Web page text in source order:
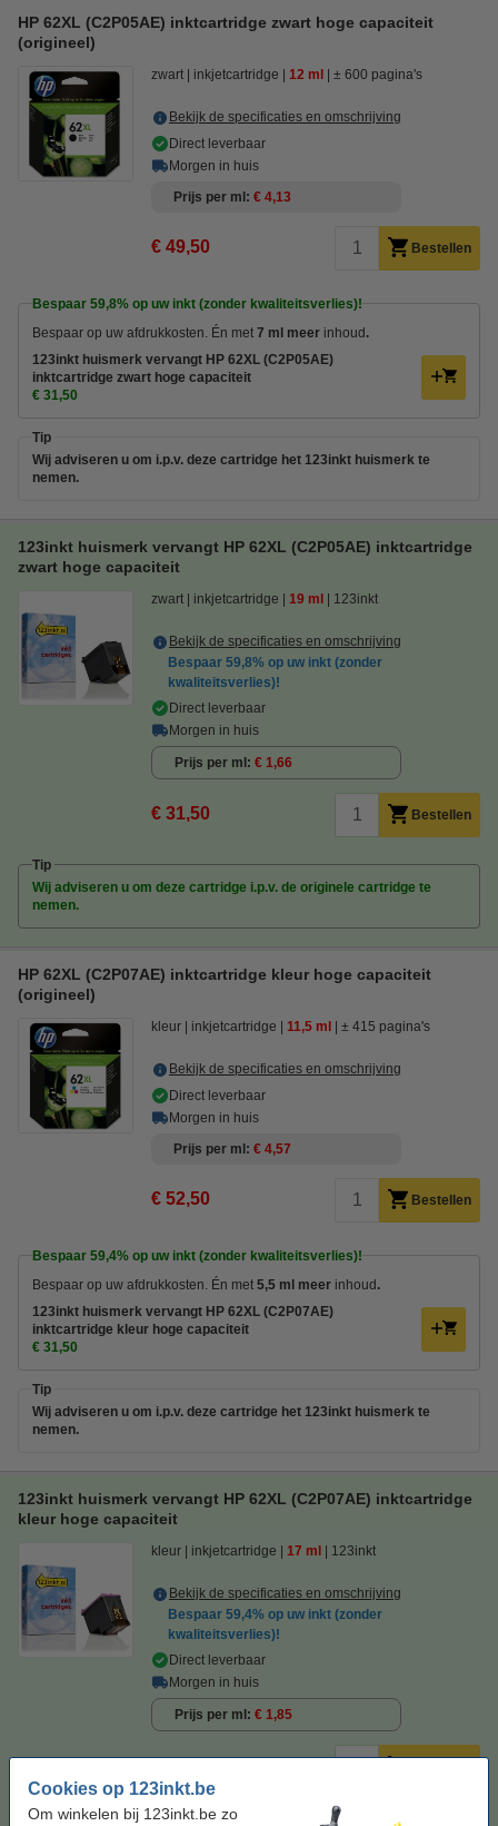
Cookies op 123inkt.be
Om winkelen bij 123inkt.be zo
HP 62XL (C2P05AE) inktcartridge zwart hoge capaciteit
(origineel)
zwart inkjetcartridge 12 ml ± 600 pagina's
Bekijk de specificaties en omschrijving
Direct leverbaar
Morgen in huis
Prijs per ml € 4,13
€ 49,50 Bestellen
Bespaar 59,8% op uw inkt (zonder kwaliteitsverlies)!
Bespaar op uw afdrukkosten. Én met 7 ml meer inhoud.
123inkt huismerk vervangt HP 62XL (C2P05AE)
inktcartridge zwart hoge capaciteit
€ 31,50
Tip
Wij adviseren u om i.p.v. deze cartridge het 123inkt huismerk te
nemen.
123inkt huismerk vervangt HP 62XL (C2P05AE) inktcartridge
zwart hoge capaciteit
zwart inkjetcartridge 19 ml 123inkt
Bekijk de specificaties en omschrijving
Bespaar 59,8% op uw inkt (zonder
kwaliteitsverlies)!
Direct leverbaar
Morgen in huis
Prijs per ml € 1,66
€ 31,50 Bestellen
Tip
Wij adviseren u om deze cartridge i.p.v. de originele cartridge te
nemen.
HP 62XL (C2P07AE) inktcartridge kleur hoge capaciteit
(origineel)
kleur inkjetcartridge 11,5 ml ± 415 pagina's
Bekijk de specificaties en omschrijving
Direct leverbaar
Morgen in huis
Prijs per ml € 4,57
€ 52,50 Bestellen
Bespaar 59,4% op uw inkt (zonder kwaliteitsverlies)!
Bespaar op uw afdrukkosten. Én met 5,5 ml meer inhoud.
123inkt huismerk vervangt HP 62XL (C2P07AE)
inktcartridge kleur hoge capaciteit
€ 31,50
Tip
Wij adviseren u om i.p.v. deze cartridge het 123inkt huismerk te
nemen.
123inkt huismerk vervangt HP 62XL (C2P07AE) inktcartridge
kleur hoge capaciteit
kleur inkjetcartridge 17 ml 123inkt
Bekijk de specificaties en omschrijving
Bespaar 59,4% op uw inkt (zonder
kwaliteitsverlies)!
Direct leverbaar
Morgen in huis
Prijs per ml € 1,85
Tip